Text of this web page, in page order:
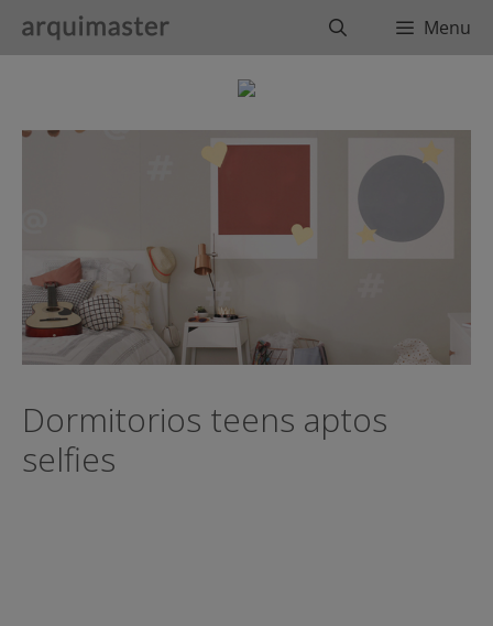
BuscarMenu
Dormitorios teens aptos
selfies